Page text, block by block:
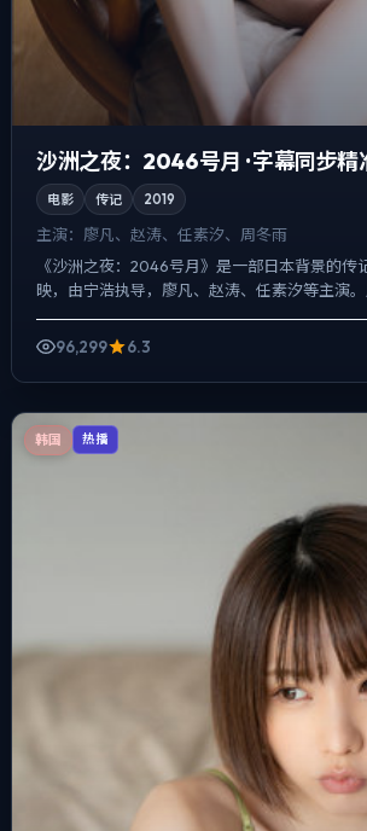
沙洲之夜：2046号月 · 字幕同步精
电影 传记 2019
主演： 廖凡、赵涛、任素汐、周冬雨
《沙洲之夜：2046号月》是一部日本背景的传
映，由宁浩执导，廖凡、赵涛、任素汐等主演
与现在拧成一股绳，喜剧桥段服务于人物性格
96,299
6.3
韩国 热播